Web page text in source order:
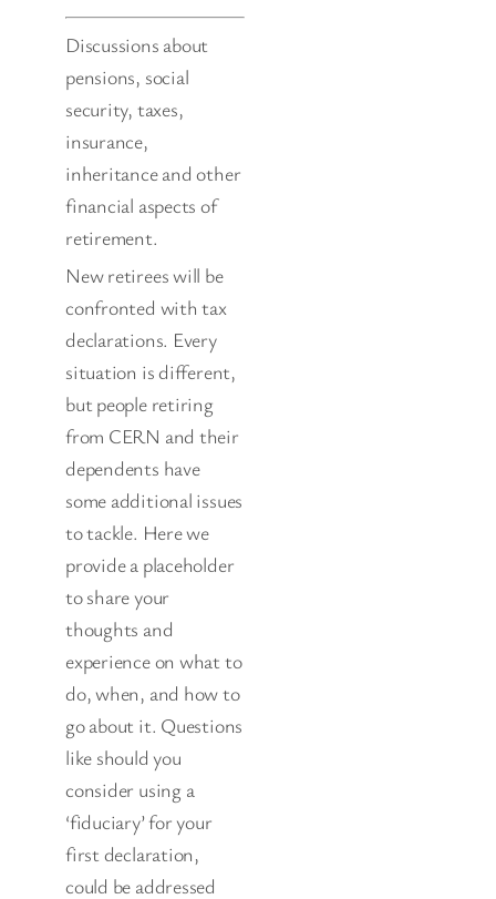
Discussions about
pensions, social
security, taxes,
insurance,
inheritance and other
financial aspects of
retirement.
New retirees will be
confronted with tax
declarations. Every
situation is different,
but people retiring
from CERN and their
dependents have
some additional issues
to tackle. Here we
provide a placeholder
to share your
thoughts and
experience on what to
do, when, and how to
go about it. Questions
like should you
consider using a
‘fiduciary’ for your
first declaration,
could be addressed